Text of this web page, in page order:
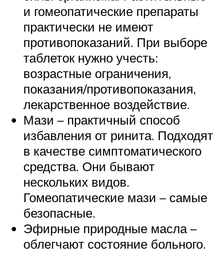
и гомеопатические препараты
практически не имеют
противопоказаний. При выборе
таблеток нужно учесть:
возрастные ограничения,
показания/противопоказания,
лекарственное воздействие.
Мази – практичный способ
избавления от ринита. Подходят
в качестве симптоматического
средства. Они бывают
нескольких видов.
Гомеопатические мази – самые
безопасные.
Эфирные природные масла –
облегчают состояние больного.